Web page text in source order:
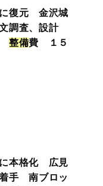
復元 金沢城
調査、設計
整備費 １５
本格化 広見
着手 南ブロッ